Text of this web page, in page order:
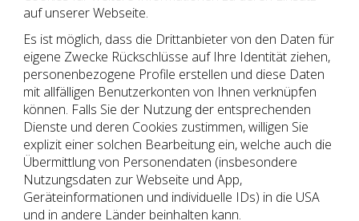
auf unserer Webseite.
Es ist möglich, dass die Drittanbieter von den Daten für
eigene Zwecke Rückschlüsse auf Ihre Identität ziehen,
personenbezogene Profile erstellen und diese Daten
mit allfälligen Benutzerkonten von Ihnen verknüpfen
können. Falls Sie der Nutzung der entsprechenden
Dienste und deren Cookies zustimmen, willigen Sie
explizit einer solchen Bearbeitung ein, welche auch die
Übermittlung von Personendaten (insbesondere
Nutzungsdaten zur Webseite und App,
Geräteinformationen und individuelle IDs) in die USA
und in andere Länder beinhalten kann.